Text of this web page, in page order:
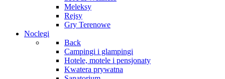
Meleksy
Rejsy
Gry Terenowe
Noclegi
Back
Campingi i glampingi
Hotele, motele i pensjonaty
Kwatera prywatna